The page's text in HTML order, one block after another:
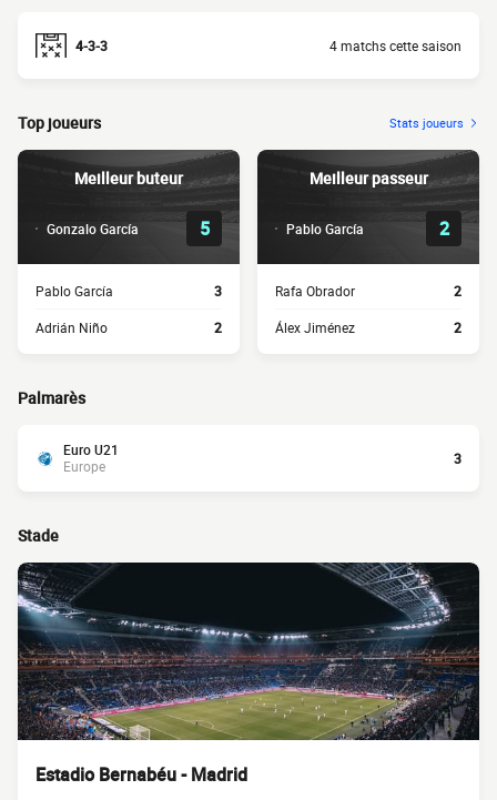
4-3-3 4 matchs cette saison
Top joueurs Stats joueurs
Meilleur buteur
Gonzalo García 5
Pablo García 3
Adrián Niño 2
Meilleur passeur
Pablo García 2
Rafa Obrador 2
Álex Jiménez 2
Palmarès
Euro U21
Europe
3
Stade
Estadio Bernabéu - Madrid